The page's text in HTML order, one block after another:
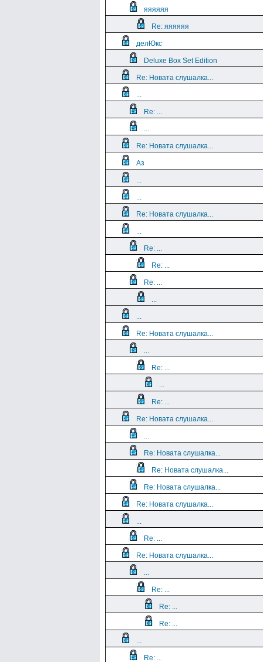
яяяяяя
Re: яяяяяя
делЮкс
Deluxe Box Set Edition
Re: Новата слушалка...
...
Re: ...
...
Re: Новата слушалка...
Аз
...
...
Re: Новата слушалка...
...
Re: ...
Re: ...
Re: ...
...
...
Re: Новата слушалка...
...
Re: ...
...
Re: ...
Re: Новата слушалка...
...
Re: Новата слушалка...
Re: Новата слушалка...
Re: Новата слушалка...
Re: Новата слушалка...
...
Re: ...
Re: Новата слушалка...
...
Re: ...
Re: ...
Re: ...
...
Re: ...